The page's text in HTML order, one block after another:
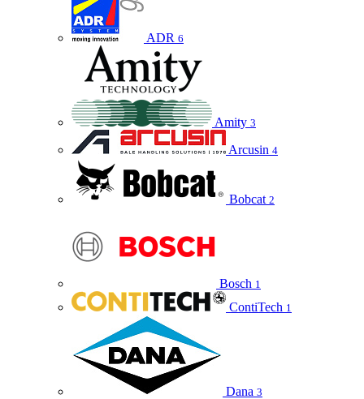
ADR 6
Amity 3
Arcusin 4
Bobcat 2
Bosch 1
ContiTech 1
Dana 3